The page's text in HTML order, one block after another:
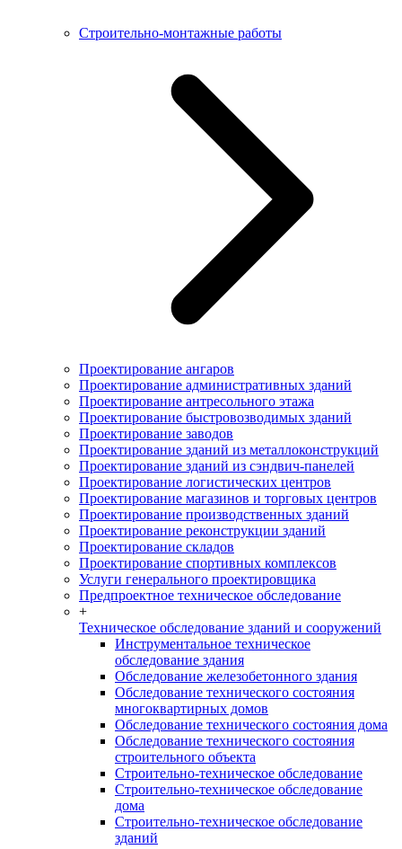
Строительно-монтажные работы
Проектирование ангаров
Проектирование административных зданий
Проектирование антресольного этажа
Проектирование быстровозводимых зданий
Проектирование заводов
Проектирование зданий из металлоконструкций
Проектирование зданий из сэндвич-панелей
Проектирование логистических центров
Проектирование магазинов и торговых центров
Проектирование производственных зданий
Проектирование реконструкции зданий
Проектирование складов
Проектирование спортивных комплексов
Услуги генерального проектировщика
Предпроектное техническое обследование
+
Техническое обследование зданий и сооружений
Инструментальное техническое
обследование здания
Обследование железобетонного здания
Обследование технического состояния
многоквартирных домов
Обследование технического состояния дома
Обследование технического состояния
строительного объекта
Строительно-техническое обследование
Строительно-техническое обследование
дома
Строительно-техническое обследование
зданий